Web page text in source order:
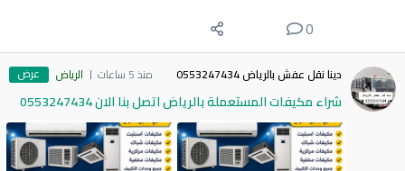
0
دينا نقل عفش بالرياض 0553247434 منذ 5 ساعات الرياض عرض
شراء مكيفات المستعملة بالرياض اتصل بنا الان 0553247434